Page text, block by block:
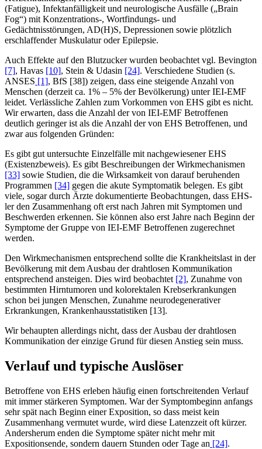
(Fatigue), Infektanfälligkeit und neurologische Ausfälle („Brain
Fog“) mit Konzentrations-, Wortfindungs- und
Gedächtnisstörungen, AD(H)S, Depressionen sowie plötzlich
erschlaffender Muskulatur oder Epilepsie.
Auch Effekte auf den Blutzucker wurden beobachtet vgl. Bevington
[7], Havas [10], Stein & Udasin [24]. Verschiedene Studien (s.
ANSES [1], BfS [38]) zeigen, dass eine steigende Anzahl von
Menschen (derzeit ca. 1% – 5% der Bevölkerung) unter IEI-EMF
leidet. Verlässliche Zahlen zum Vorkommen von EHS gibt es nicht.
Wir erwarten, dass die Anzahl der von IEI-EMF Betroffenen
deutlich geringer ist als die Anzahl der von EHS Betroffenen, und
zwar aus folgenden Gründen:
Es gibt gut untersuchte Einzelfälle mit nachgewiesener EHS
(Existenzbeweis). Es gibt Beschreibungen der Wirkmechanismen
[33] sowie Studien, die die Wirksamkeit von darauf beruhenden
Programmen [34] gegen die akute Symptomatik belegen. Es gibt
viele, sogar durch Ärzte dokumentierte Beobachtungen, dass EHS-
ler den Zusammenhang oft erst nach Jahren mit Symptomen und
Beschwerden erkennen. Sie können also erst Jahre nach Beginn der
Symptome der Gruppe von IEI-EMF Betroffenen zugerechnet
werden.
Den Wirkmechanismen entsprechend sollte die Krankheitslast in der
Bevölkerung mit dem Ausbau der drahtlosen Kommunikation
entsprechend ansteigen. Dies wird beobachtet [2], Zunahme von
bestimmten Hirntumoren und kolorektalen Krebserkrankungen
schon bei jungen Menschen, Zunahme neurodegenerativer
Erkrankungen, Krankenhausstatistiken [13].
Wir behaupten allerdings nicht, dass der Ausbau der drahtlosen
Kommunikation der einzige Grund für diesen Anstieg sein muss.
Verlauf und typische Auslöser
Betroffene von EHS erleben häufig einen fortschreitenden Verlauf
mit immer stärkeren Symptomen. War der Symptombeginn anfangs
sehr spät nach Beginn einer Exposition, so dass meist kein
Zusammenhang vermutet wurde, wird diese Latenzzeit oft kürzer.
Andersherum enden die Symptome später nicht mehr mit
Expositionsende, sondern dauern Stunden oder Tage an [24].